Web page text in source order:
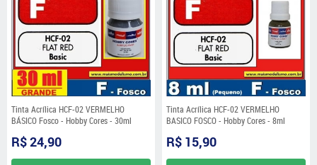
Tinta Acrílica HCF-02 VERMELHO
BÁSICO Fosco - Hobby Cores - 30ml
R$ 24,90
Tinta Acrílica HCF-02 VERMELHO
BASICO FOSCO - Hobby Cores - 8ml
R$ 15,90